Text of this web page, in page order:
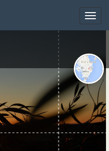
Toggle
Toggle